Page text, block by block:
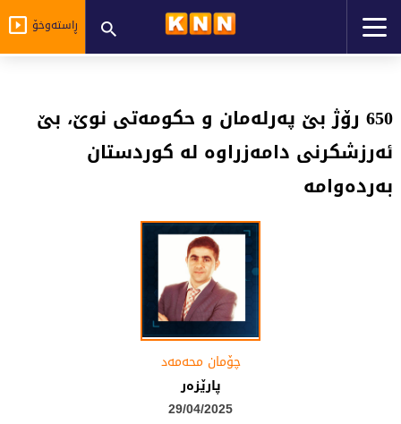
ڕاستەوخۆ
650 رۆژ بێ پەرلەمان و حکومەتی نوێ، بێ
ئەرزشکرنی دامەزراوە لە کوردستان
بەردەوامە
چۆمان محه‌مه‌د
پارێزەر
29/04/2025